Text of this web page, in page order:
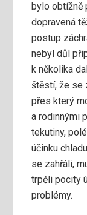
bylo obtížně
dopravená
postup
nebyl důl
k několika
štěstí, že se
přes který
a rodinnými
tekutiny,
účinku
se zahřáli,
trpěli pocity
problémy.